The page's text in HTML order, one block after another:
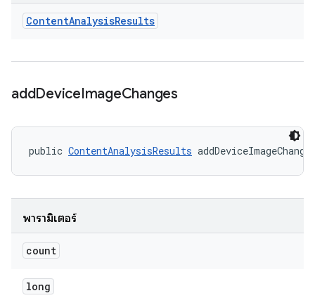
ContentAnalysisResults
addDeviceImageChanges
public ContentAnalysisResults
พารามิเตอร์
count
long